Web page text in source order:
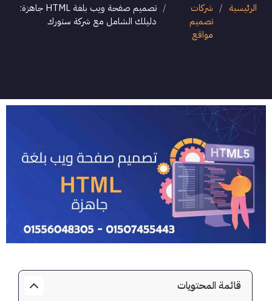
الرئيسية / شركات
تصميم
مواقع
/
تصميم صفحة ويب بلغة HTML جاهزة:
دليلك الشامل مع شركة ستورك
قائمة المحتويات